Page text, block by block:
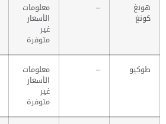
هونغ
كونغ
– معلومات
الأسعار
غير
متوفرة
طوكيو – معلومات
الأسعار
غير
متوفرة